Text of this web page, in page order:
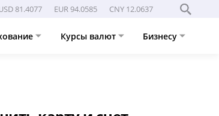
81.4077 EUR 94.0585 CNY 12.0637
Курсы валют Бизнесу